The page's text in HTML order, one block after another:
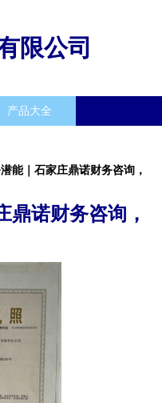
限公司
产品大全
能｜石家庄鼎诺财务咨询，
鼎诺财务咨询，